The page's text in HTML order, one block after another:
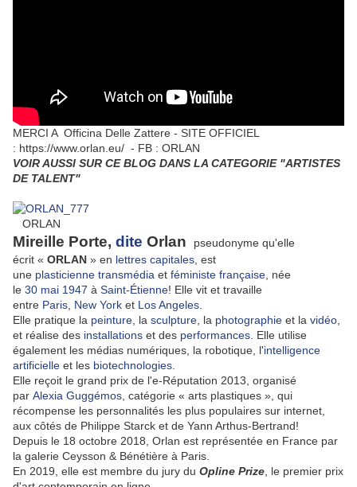
MERCI A Officina Delle Zattere - SITE OFFICIEL
: https://www.orlan.eu/ - FB : ORLAN
VOIR AUSSI SUR CE BLOG DANS LA CATEGORIE "ARTISTES
DE TALENT"
ORLAN
Mireille Porte, dite Orlan
pseudonyme qu'elle
écrit « ORLAN » en lettres capitales , est
une plasticienne transmédia et féministe française , née
le 30 mai 1947 à Saint-Étienne! Elle vit et travaille
entre Paris New York et Los Angeles
Elle pratique la peinture , la sculpture , la photographie et la vidéo
et réalise des installations et des performances . Elle utilise
également les médias numériques, la robotique, l'intelligence
artificielle et les biotechnologies
Elle reçoit le grand prix de l'e-Réputation 2013, organisé
par Alexia Guggémos , catégorie « arts plastiques », qui
récompense les personnalités les plus populaires sur internet,
aux côtés de Philippe Starck et de Yann Arthus-Bertrand!
Depuis le 18 octobre 2018, Orlan est représentée en France par
la galerie Ceysson & Bénétière à Paris.
En 2019, elle est membre du jury du Opline Prize , le premier prix